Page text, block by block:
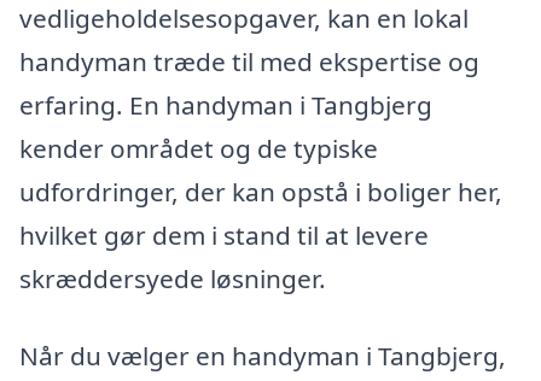
vedligeholdelsesopgaver, kan en lokal
handyman træde til med ekspertise og
erfaring. En handyman i Tangbjerg
kender området og de typiske
udfordringer, der kan opstå i boliger her,
hvilket gør dem i stand til at levere
skræddersyede løsninger.
Når du vælger en handyman i Tangbjerg,